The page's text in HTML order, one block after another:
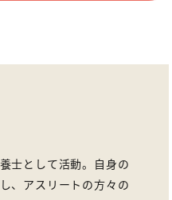
士として活動。自身の
、アスリートの方々の